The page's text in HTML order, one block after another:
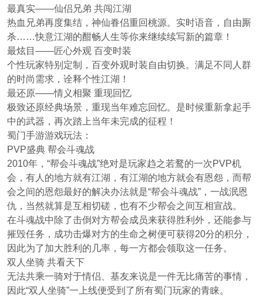
最真实——仙侣兄弟 共闯江湖
热血兄弟再度集结，神仙眷侣重回桃源。实时语音，自由厮
杀……快意江湖的酣畅人生等你来继续续写新的篇章！
最炫目——匠心外观 百变时装
个性玩家特别定制，百变外观时装自由切换。满足不同人群
的时尚需求，诠释个性江湖！
最还原——情义相聚 重现回忆
极致还原经典场景，重现当年难忘回忆。是时候重新拿起手
中的武器，再次踏上当年未完成的征程！
蜀门手游游戏玩法：
PVP盛典 帮会斗魂战
2010年，“帮会斗魂战”绝对是玩家趋之若鹜的一次PVP机
会，有人的地方就有江湖，有江湖的地方就会有恩怨，而帮
会之间的恩怨最好的解决办法就是“帮会斗魂战”，一战泯恩
仇，当然就算是互相切磋，也有不少帮会之间互相宣战。
在斗魂战中除了击倒对方帮会成员来获得胜利外，还能参与
摧毁任务，成功击爆对方的生命之树便可获得20分的积分，
因此为了加大胜利的几率，每一方都会领取这一任务。
双人坐骑 共看天下
无法共乘一骑对于情侣、基友来说是一件无比痛苦的事情，
因此“双人坐骑”一上线便受到了所有蜀门玩家的青睐。